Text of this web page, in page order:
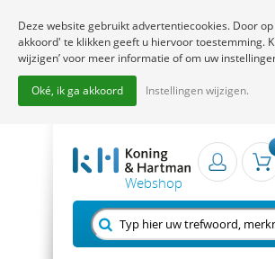
Deze website gebruikt advertentiecookies. Door op
akkoord' te klikken geeft u hiervoor toestemming.
wijzigen’ voor meer informatie of om uw
Oké, ik ga akkoord Instellingen wijzigen.